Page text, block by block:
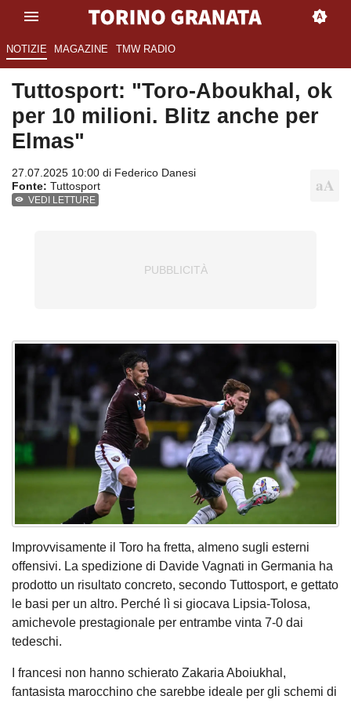
NOTIZIE MAGAZINE TMW RADIO
Tuttosport: "Toro-Aboukhal, ok
per 10 milioni. Blitz anche per
Elmas"
27.07.2025 10:00 di Federico Danesi
Fonte: Tuttosport
VEDI LETTURE
Improvvisamente il Toro ha fretta, almeno sugli esterni
offensivi. La spedizione di Davide Vagnati in Germania ha
prodotto un risultato concreto, secondo Tuttosport, e gettato
le basi per un altro. Perché lì si giocava Lipsia-Tolosa,
amichevole prestagionale per entrambe vinta 7-0 dai
tedeschi.
I francesi non hanno schierato Zakaria Aboiukhal,
fantasista marocchino che sarebbe ideale per gli schemi di